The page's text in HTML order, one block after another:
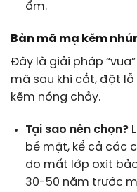
ẩm.
Bản mã mạ kẽm
Đây là giải pháp
mã sau khi cắt, đột
kẽm nóng chảy.
Tại sao nên chọn?
bề mặt, kể cả các
do mất lớp oxit
30-50 năm trước